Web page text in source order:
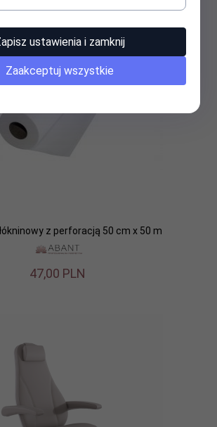
z perforacją 50 cm x 50 m
47,00 PLN
ustawienia i zamknij
Zaakceptuj wszystkie